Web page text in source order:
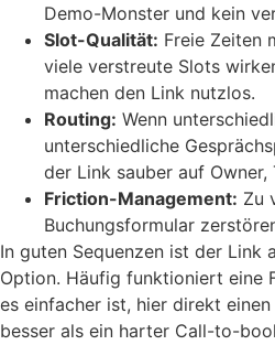
Demo-Monster und kein
Slot-Qualität: Freie Zeiten
viele verstreute Slots
machen den Link nutzlos.
Routing: Wenn
unterschiedliche
der Link sauber auf
Friction-Management: Zu
Buchungsformular
In guten Sequenzen ist der Link
Option. Häufig funktioniert eine
es einfacher ist, hier direkt einen
besser als ein harter Call-to-